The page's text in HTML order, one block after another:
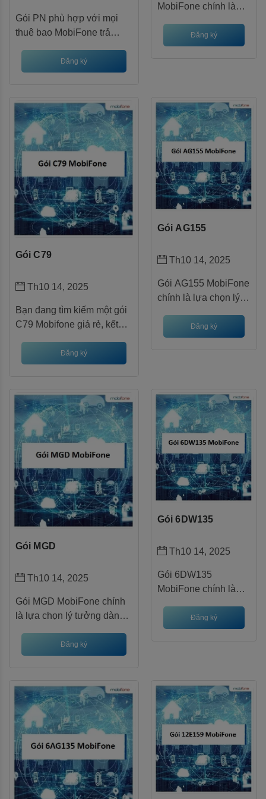
Gói PN phù hợp với mọi
thuê bao MobiFone trả
hoạt động hai chiều, không
giới hạn độ tuổi. Đây là giải
sinh, sinh viên hoặc nhân
viên văn phòng muốn cân
bằng giữa công việc và giải
trí mà không cần đầu tư gói
dài hạn.
Đăng ký
MobiFone chính là
dành cho những ai
muốn tiết kiệm chi phí
Với giá chỉ 390.000
VNĐ cho 3 tháng, gói
cước này mang đến
combo ưu đãi
"khủng" lên đến
90GB data (tương
đương 1GB/ngày),
miễn phí gọi nội mạng
30 phút ngoại mạng
Đăng ký
Gói C79
Th10 14, 2025
Bạn đang tìm kiếm một gói
C79 Mobifone giá rẻ, kết
mạng và data 3G/4G để sử
dụng hàng ngày? Với chi
gói cước này mang đến ưu
đãi hấp dẫn: 790 phút gọi
nội mạng, 39 phút ngoại
mạng và 790MB data tốc
độ cao.
Đăng ký
Gói AG155
Th10 14, 2025
Gói AG155 MobiFone
chính là lựa chọn lý
– với dung lượng
data lên đến
tiện ích hấp dẫn như
miễn phí gọi nội mạng
và ưu đãi mạng xã
hội.
Đăng ký
Gói MGD
Th10 14, 2025
Gói MGD MobiFone chính
là lựa chọn lý tưởng dành
đến hàng trăm GB/tháng
chỉ từ 50.000đ, gói MGD
hạn mà vẫn kiểm soát chi
phí hiệu quả.
Đăng ký
Gói 6DW135
Th10 14, 2025
Gói 6DW135
MobiFone chính là
mang đến 6GB data
tốc độ cao mỗi ngày
135.000đ/tháng.
Không chỉ dừng lại ở
data dồi dào, gói
cước này còn tích
hợp ưu đãi đặc biệt
từ ứng dụng Voiz FM,
giúp bạn nghe
podcast và sách nói
Đăng ký